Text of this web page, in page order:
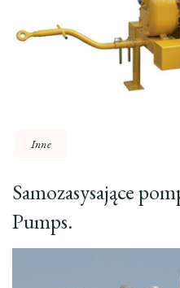
Inne
Samozasysające
Pumps.